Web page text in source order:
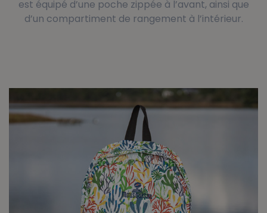
est équipé d’une poche zippée à l’avant, ainsi que
d’un compartiment de rangement à l’intérieur.